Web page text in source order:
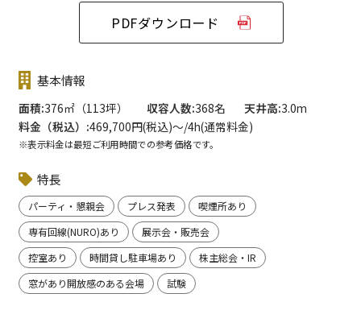
PDFダウンロード
基本情報
面積 376㎡（113坪） 収容人数 368名 天井高 3.0m
料金（税込）
469,700円(税込)〜/4h(通常料金)
※表示料金は最短ご利用時間での参考価格です。
特長
パーティ・懇親会 プレス発表
喫煙所あり
専有回線(NURO)あり
展示会・販売会
控室あり
時間貸し駐車場あり
株主総会・IR
窓があり開放感のある会場
試験